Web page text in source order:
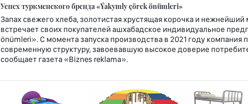
Успех туркменского бренда «Ýakymly çörek önümleri»
Запах свежего хлеба, золотистая хрустящая корочка и
встречает своих покупателей ашхабадское индивидуальное
önümleri». С момента запуска производства в 2021 году компания
современную структуру, завоевавшую высокое доверие
сообщает газета «Biznes reklama».